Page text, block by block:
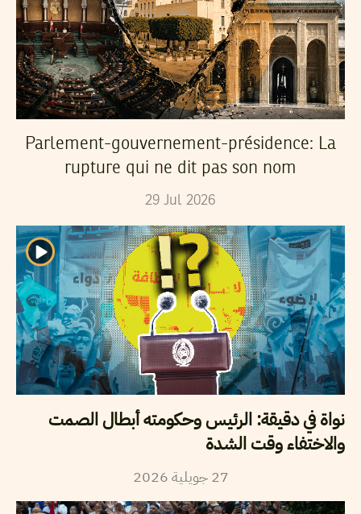
Parlement-gouvernement-présidence: La
rupture qui ne dit pas son nom
29 Jul 2026
نواة في دقيقة: الرئيس وحكومته أبطال الصمت
والاختفاء وقت الشدة
27 جويلية2026